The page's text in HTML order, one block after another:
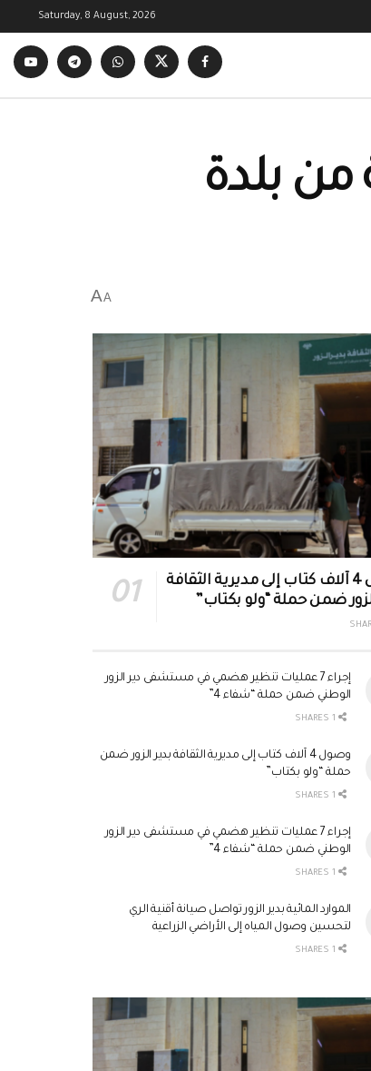
Saturday, 8 August, 2026
من بلدة
A
A
وصول 4 آلاف كتاب إلى مديرية الثقافة
ضمن حملة “ولو بكتاب”
إجراء 7 عمليات تنظير هضمي في مستشفى دير الزور
الوطني ضمن حملة “شفاء 4”
وصول 4 آلاف كتاب إلى مديرية الثقافة بدير الزور ضمن
حملة “ولو بكتاب”
إجراء 7 عمليات تنظير هضمي في مستشفى دير الزور
الوطني ضمن حملة “شفاء 4”
الموارد المائية بدير الزور تواصل صيانة أقنية الري
لتحسين وصول المياه إلى الأراضي الزراعية